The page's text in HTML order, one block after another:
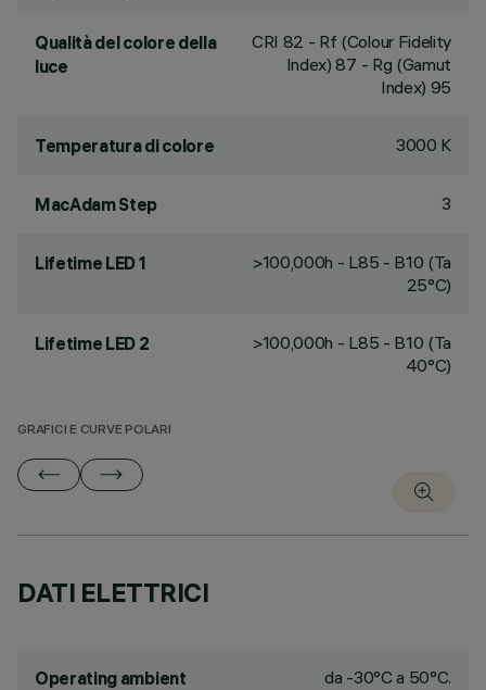
Qualità del colore della
luce
CRI 82 - Rf (Colour Fidelity
Index) 87 - Rg (Gamut
Index) 95
Temperatura di colore 3000 K
MacAdam Step 3
Lifetime LED 1
>100,000h - L85 - B10 (Ta
25°C)
Lifetime LED 2
>100,000h - L85 - B10 (Ta
40°C)
GRAFICI E CURVE POLARI
DATI ELETTRICI
Operating ambient
da -30°C a 50°C.